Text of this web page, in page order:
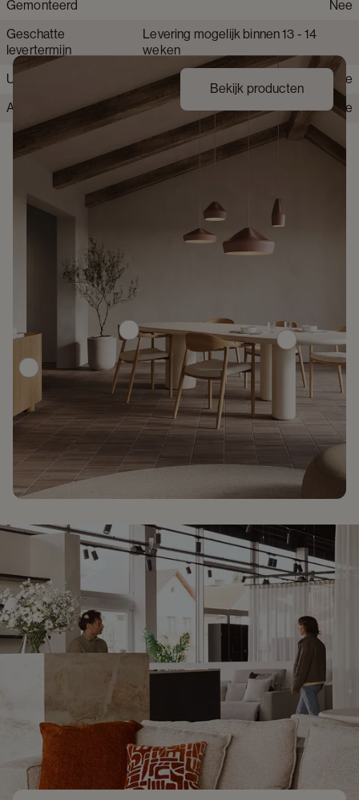
Krasbestendig tafelblad
Matig krasbestendig
Behandeld hout
Hittebestendig
Nee
Gemonteerd
Nee
Geschatte
levertermijn
Levering mogelijk binnen 13 - 14
weken
Uit voorraad leverbaar
Nee
Alle montage gereedschap inbegrepen
Nee
Bekijk producten